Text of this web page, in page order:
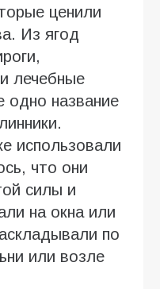
ценили
Из ягод
лечебные
название
использовали
что они
силы и
на окна или
по
или возле